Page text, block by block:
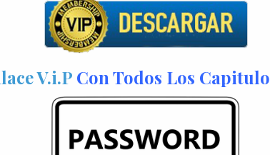
V.i.P Con Todos Los Capitulo